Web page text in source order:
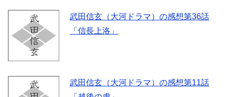
武田信玄（大河ドラマ）の感想第36話
「信長上洛」
武田信玄（大河ドラマ）の感想第11話